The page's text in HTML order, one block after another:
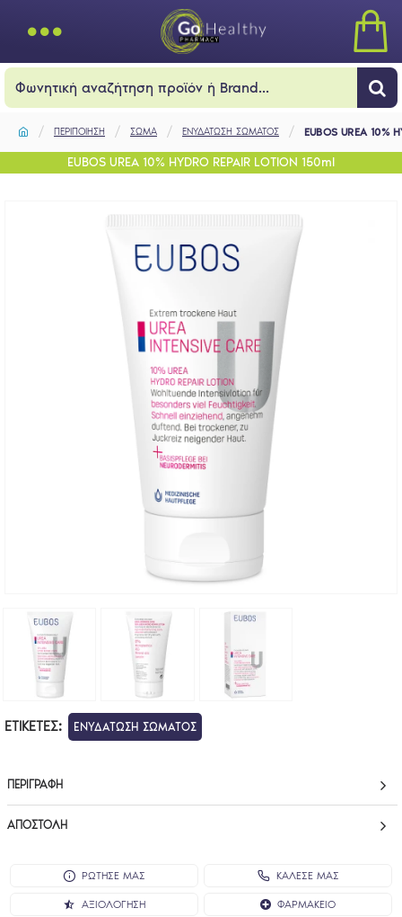
ΠΕΡΙΠΟΙΗΣΗ ΣΩΜΑ ΕΝΥΔΑΤΩΣΗ ΣΩΜΑΤΟΣ EUBOS UREA 10%
EUBOS UREA 10% HYDRO REPAIR LOTION 150ml
ΕΤΙΚΈΤΕΣ: ΕΝΥΔΑΤΩΣΗ ΣΩΜΑΤΟΣ
ΠΕΡΙΓΡΑΦΉ
ΑΠΟΣΤΟΛΉ
ΡΩΤΗΣΕ ΜΑΣ ΚΑΛΕΣΕ ΜΑΣ
ΑΞΙΟΛΌΓΗΣΗ ΦΑΡΜΑΚΕΊΟ